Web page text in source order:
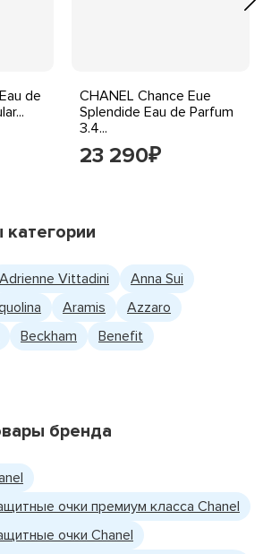
de
CHANEL Chance Eue
Splendide Eau de Parfum
3.4...
23 290₽
Adrienne Vittadini
Anna Sui
Aramis
Azzaro
Beckham Benefit
бренда
очки премиум класса Chanel
очки Chanel